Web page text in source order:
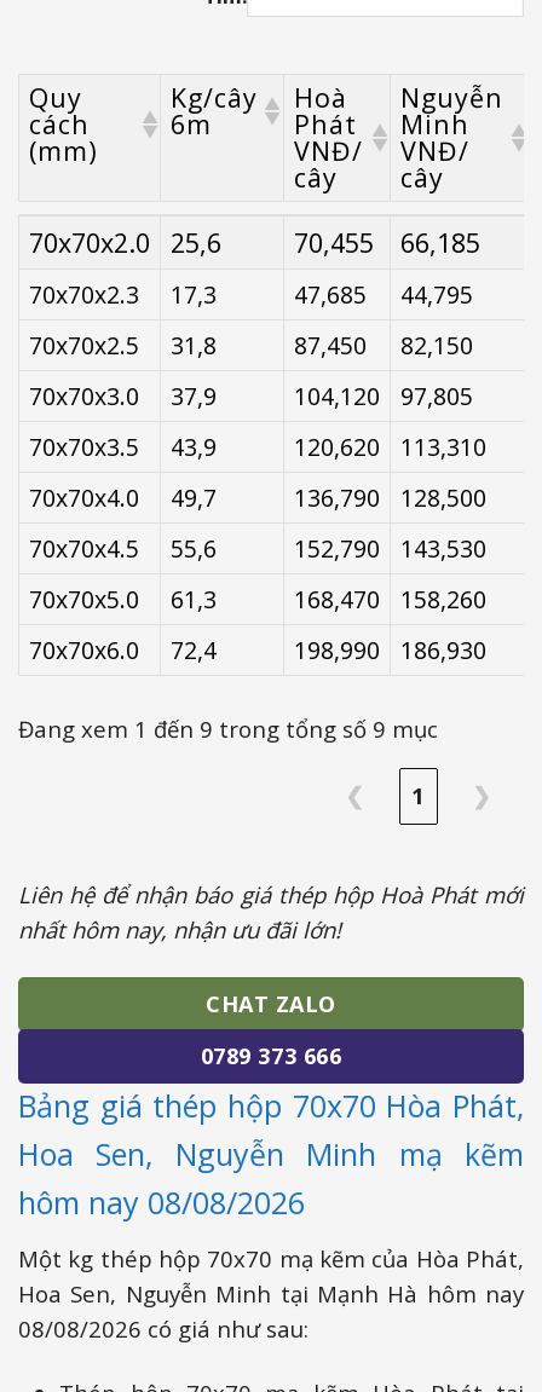
Quy
cách
(mm)
Kg/cây
6m
Hoà
Phát
VNĐ/
cây
Nguyễn
Minh
VNĐ/
cây
Quy
cách
(mm)
Kg/cây
6m
Hoà
Phát
VNĐ/
cây
Nguyễn
Minh
VNĐ/
cây
70x70x2.0 25,6 70,455 66,185
70x70x2.3 17,3 47,685
44,795
70x70x2.5
31,8 87,450
82,150
70x70x3.0
37,9 104,120
97,805
70x70x3.5
43,9 120,620
113,310
70x70x4.0
49,7 136,790
128,500
70x70x4.5
55,6 152,790
143,530
70x70x5.0
61,3 168,470
158,260
70x70x6.0
72,4 198,990 186,930
Đang xem 1 đến 9 trong tổng số 9 mục
❮ 1 ❯
Liên hệ để nhận báo giá thép hộp Hoà Phát mới
nhất hôm nay, nhận ưu đãi lớn!
CHAT ZALO
0789 373 666
Bảng giá thép hộp 70x70 Hòa Phát,
Hoa Sen, Nguyễn Minh mạ kẽm
hôm nay 08/08/2026
Một kg thép hộp 70x70 mạ kẽm của Hòa Phát,
Hoa Sen, Nguyễn Minh tại Mạnh Hà hôm nay
08/08/2026 có giá như sau: